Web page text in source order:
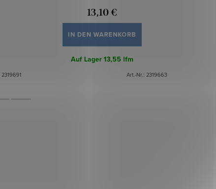
2319691
13,10 €
IN DEN WARENKORB
Auf Lager13,55 lfm
Art.-Nr.: 2319663